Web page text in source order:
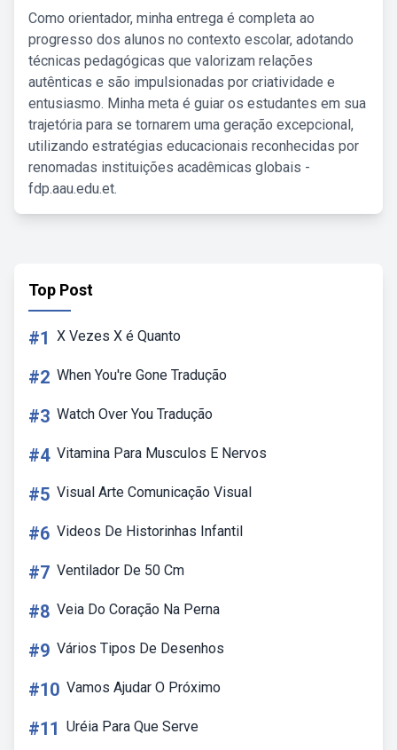
Como orientador, minha entrega é completa ao
progresso dos alunos no contexto escolar, adotando
técnicas pedagógicas que valorizam relações
autênticas e são impulsionadas por criatividade e
entusiasmo. Minha meta é guiar os estudantes em sua
trajetória para se tornarem uma geração excepcional,
utilizando estratégias educacionais reconhecidas por
renomadas instituições acadêmicas globais -
fdp.aau.edu.et.
Top Post
#1 X Vezes X é Quanto
#2 When You're Gone Tradução
#3 Watch Over You Tradução
#4 Vitamina Para Musculos E Nervos
#5 Visual Arte Comunicação Visual
#6 Videos De Historinhas Infantil
#7 Ventilador De 50 Cm
#8 Veia Do Coração Na Perna
#9 Vários Tipos De Desenhos
#10 Vamos Ajudar O Próximo
#11 Uréia Para Que Serve